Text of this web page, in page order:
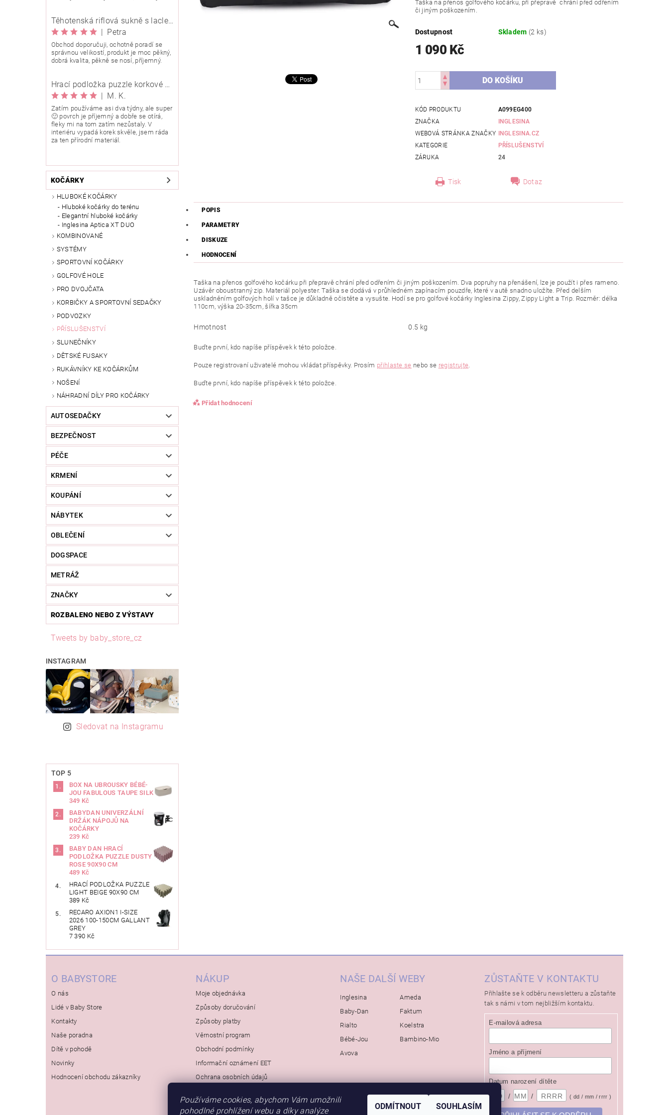
Těhotenská riflová sukně s laclem Rialto Wingles 01753
| Petra
Obchod doporučuji, ochotně poradí se
správnou velikostí, produkt je moc pěkný,
dobrá kvalita, pěkně se nosí, příjemný.
Hrací podložka puzzle korkové 90x90 cm
| M. K.
Zatím používáme asi dva týdny, ale super
🙂 povrch je příjemný a dobře se otírá,
fleky mi na tom zatím nezůstaly. V
interiéru vypadá korek skvěle, jsem ráda
za ten přírodní materiál.
KOČÁRKY
HLUBOKÉ KOČÁRKY
Hluboké kočárky do terénu
Elegantní hluboké kočárky
Inglesina Aptica XT DUO
KOMBINOVANÉ
SYSTÉMY
SPORTOVNÍ KOČÁRKY
GOLFOVÉ HOLE
PRO DVOJČATA
KORBIČKY A SPORTOVNÍ SEDAČKY
PODVOZKY
PŘÍSLUŠENSTVÍ
SLUNEČNÍKY
DĚTSKÉ FUSAKY
RUKÁVNÍKY KE KOČÁRKŮM
NOŠENÍ
NÁHRADNÍ DÍLY PRO KOČÁRKY
AUTOSEDAČKY
BEZPEČNOST
PÉČE
KRMENÍ
KOUPÁNÍ
NÁBYTEK
OBLEČENÍ
DOGSPACE
METRÁŽ
ZNAČKY
ROZBALENO NEBO Z VÝSTAVY
Tweets by baby_store_cz
INSTAGRAM
Sledovat na Instagramu
TOP 5
BOX NA UBROUSKY BÉBÉ-
JOU FABULOUS TAUPE SILK
349 Kč
BABYDAN UNIVERZÁLNÍ
DRŽÁK NÁPOJŮ NA
KOČÁRKY
239 Kč
BABY DAN HRACÍ
PODLOŽKA PUZZLE DUSTY
ROSE 90X90 CM
489 Kč
HRACÍ PODLOŽKA PUZZLE
LIGHT BEIGE 90X90 CM
389 Kč
RECARO AXION1 I-SIZE
2026 100-150CM GALLANT
GREY
7 390 Kč
Taška na přenos golfového kočárku, při přepravě chrání před odřením
či jiným poškozením.
Dostupnost Skladem (2 ks)
1 090 Kč
KÓD PRODUKTU
A099EG400
ZNAČKA
INGLESINA
WEBOVÁ STRÁNKA ZNAČKY
INGLESINA.CZ
KATEGORIE
PŘÍSLUŠENSTVÍ
ZÁRUKA
24
Tisk Dotaz
POPIS
PARAMETRY
DISKUZE
HODNOCENÍ
Taška na přenos golfového kočárku při přepravě chrání před odřením či jiným poškozením. Dva popruhy na přenášení, lze je použít i přes rameno.
Uzávěr oboustranný zip. Materiál polyester. Taška se dodává v průhledném zapínacím pouzdře, které v autě snadno uložíte. Před delším
uskladněním golfových holí v tašce je důkladně očistěte a vysušte. Hodí se pro golfové kočárky Inglesina Zippy, Zippy Light a Trip. Rozměr: délka
110cm, výška 20-35cm, šířka 35cm
Hmotnost 0.5 kg
Buďte první, kdo napíše příspěvek k této položce.
Pouze registrovaní uživatelé mohou vkládat příspěvky. Prosím přihlaste se nebo se registrujte.
Buďte první, kdo napíše příspěvek k této položce.
Přidat hodnocení
O BABYSTORE
O nás
Lidé v Baby Store
Kontakty
Naše poradna
Dítě v pohodě
Novinky
Hodnocení obchodu zákazníky
NÁKUP
Moje objednávka
Způsoby doručování
Způsoby platby
Věrnostní program
Obchodní podmínky
Informační oznámení EET
Ochrana osobních údajů
NAŠE DALŠÍ WEBY
Inglesina
Baby-Dan
Rialto
Bébé-Jou
Avova
Ameda
Faktum
Koelstra
Bambino-Mio
ZŮSTAŇTE V KONTAKTU
Přihlašte se k odběru newsletteru a zůstaňte
tak s námi v tom nejbližším kontaktu.
E-mailová adresa
Jméno a příjmení
Datum narození dítěte
/ / ( dd / mm / rrrr )
Používáme cookies, abychom Vám umožnili
pohodlné prohlížení webu a díky analýze
ODMÍTNOUT SOUHLASÍM